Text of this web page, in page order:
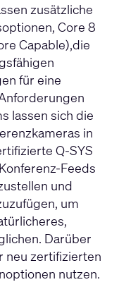
zusätzliche
Core 8
Capable),die
für eine
lassen sich die
in
Q-SYS
Feeds
und
um
Darüber
neu zertifizierten
nutzen.